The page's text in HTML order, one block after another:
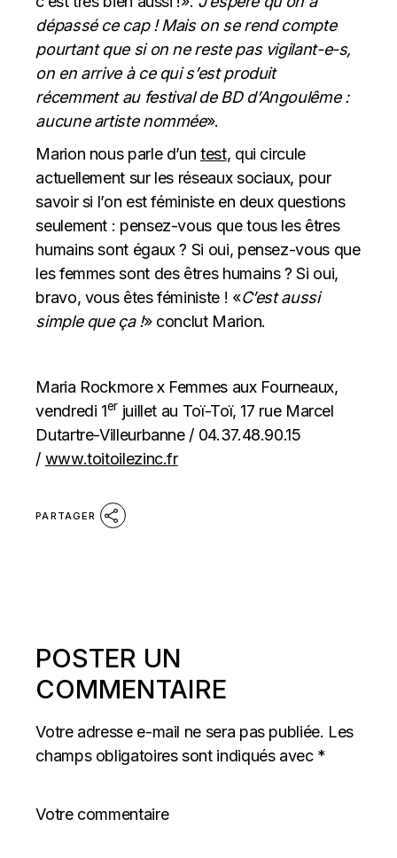
dépassé ce cap ! Mais on se rend compte
pourtant que si on ne reste pas vigilant-e-s,
on en arrive à ce qui s’est produit
récemment au festival de BD d’Angoulême :
aucune artiste nommée».
Marion nous parle d’untest, qui circule
actuellement sur les réseaux sociaux, pour
savoir si l’on est féministe en deux questions
seulement : pensez-vous que tous les êtres
humains sont égaux ? Si oui, pensez-vous que
les femmes sont des êtres humains ? Si oui,
bravo, vous êtes féministe ! «C’est aussi
simple que ça !» conclut Marion.
Maria Rockmore x Femmes aux Fourneaux,
vendredi 1er juillet au Toï-Toï, 17 rue Marcel
Dutartre-Villeurbanne / 04.37.48.90.15
/ www.toitoilezinc.fr
PARTAGER
POSTER UN
COMMENTAIRE
Votre adresse e-mail ne sera pas publiée. Les
champs obligatoires sont indiqués avec *